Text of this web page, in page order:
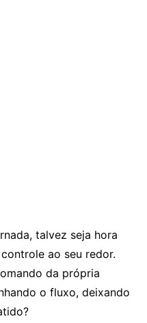
talvez seja hora
ao seu redor.
da própria
o fluxo, deixando